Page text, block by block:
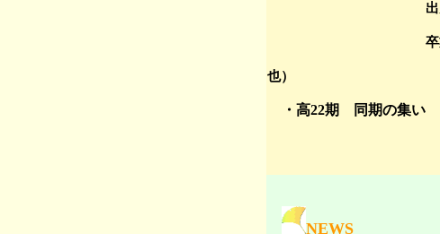
皆で集まって懐か
也）
・高22期 同期の集い
神仙閣 （大
問合せ先
NEWS